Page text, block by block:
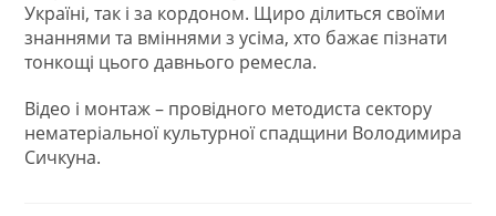
Україні, так і за кордоном. Щиро ділиться своїми
знаннями та вміннями з усіма, хто бажає пізнати
тонкощі цього давнього ремесла.
Відео і монтаж – провідного методиста сектору
нематеріальної культурної спадщини Володимира
Сичкуна.